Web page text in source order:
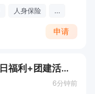
人身保险 ...
申请
销售（社保+法定假日+节日福利+团建活动+年终奖）投递可联系
6分钟前